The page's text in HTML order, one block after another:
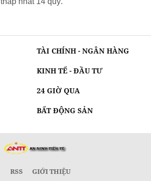
TÀI CHÍNH - NGÂN HÀNG
KINH TẾ - ĐẦU TƯ
24 GIỜ QUA
BẤT ĐỘNG SẢN
RSS GIỚI THIỆU